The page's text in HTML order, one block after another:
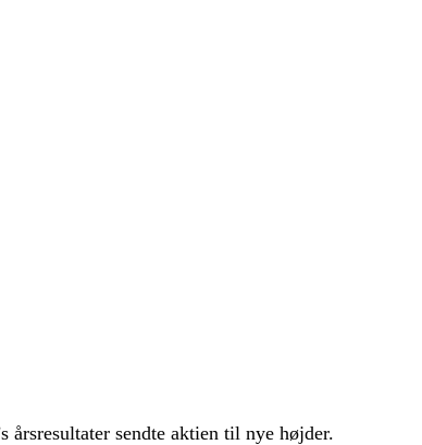
årsresultater sendte aktien til nye højder.